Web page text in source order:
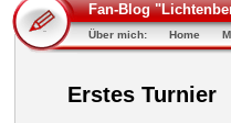
Fan-Blog
Über mich: Home
Erstes Turnier